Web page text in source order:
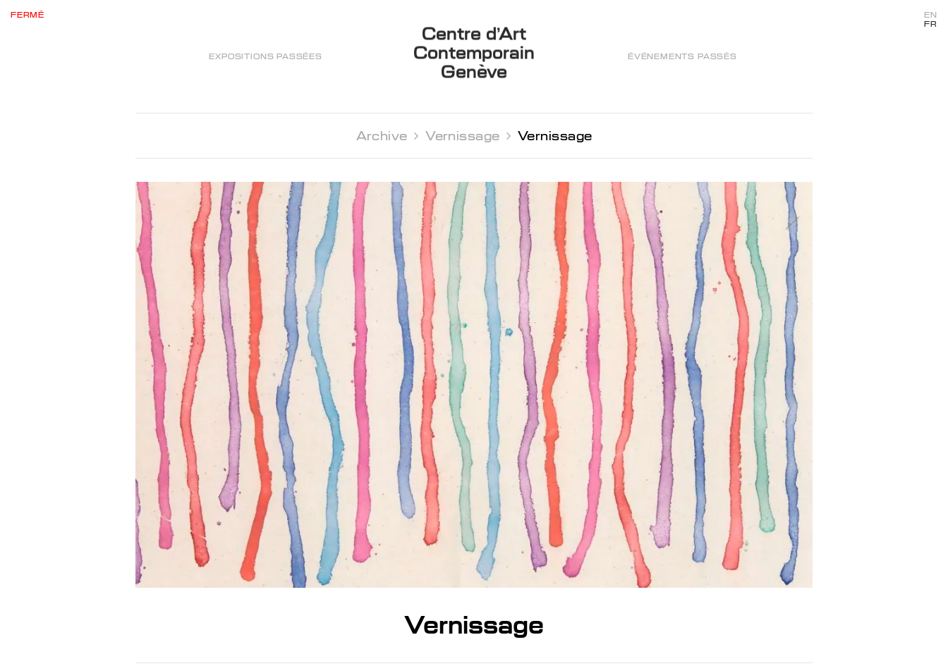
FERMÉ
EXPOSITIONS PASSÉES
Centre d’Art
Contemporain
Genève
ÉVÉNEMENTS PASSÉS
EN
FR
Archive  Vernissage  Vernissage
Vernissage